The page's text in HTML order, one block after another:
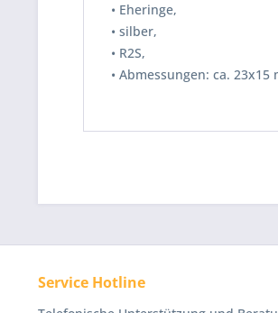
• Eheringe,
• silber,
• R2S,
• Abmessungen: ca. 23x15
Service Hotline